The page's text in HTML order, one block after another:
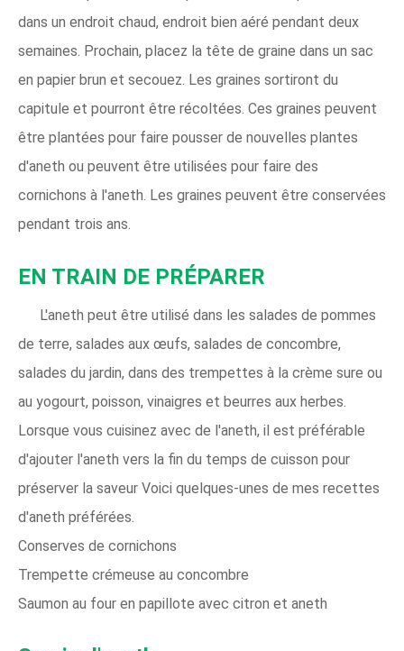
dans un endroit chaud, endroit bien aéré pendant deux
semaines. Prochain, placez la tête de graine dans un sac
en papier brun et secouez. Les graines sortiront du
capitule et pourront être récoltées. Ces graines peuvent
être plantées pour faire pousser de nouvelles plantes
d'aneth ou peuvent être utilisées pour faire des
cornichons à l'aneth. Les graines peuvent être conservées
pendant trois ans.
EN TRAIN DE PRÉPARER
L'aneth peut être utilisé dans les salades de pommes
de terre, salades aux œufs, salades de concombre,
salades du jardin, dans des trempettes à la crème sure ou
au yogourt, poisson, vinaigres et beurres aux herbes.
Lorsque vous cuisinez avec de l'aneth, il est préférable
d'ajouter l'aneth vers la fin du temps de cuisson pour
préserver la saveur Voici quelques-unes de mes recettes
d'aneth préférées.
Conserves de cornichons
Trempette crémeuse au concombre
Saumon au four en papillote avec citron et aneth